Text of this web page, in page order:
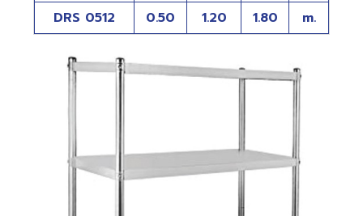
DRS 0512
0.50 1.20 1.80 m.